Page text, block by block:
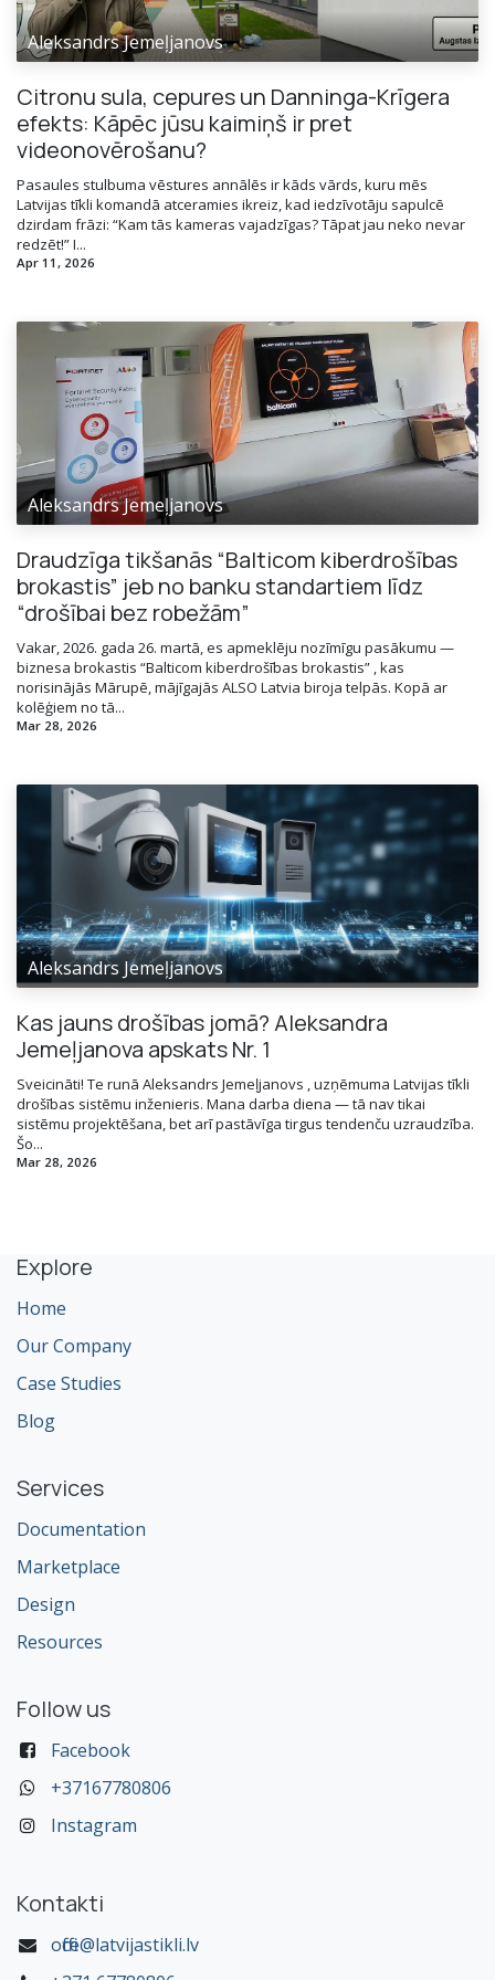
Aleksandrs Jemeļjanovs
Citronu sula, cepures un Danninga-Krīgera
efekts: Kāpēc jūsu kaimiņš ir pret
videonovērošanu?
Pasaules stulbuma vēstures annālēs ir kāds vārds, kuru mēs
Latvijas tīkli komandā atceramies ikreiz, kad iedzīvotāju sapulcē
dzirdam frāzi: “Kam tās kameras vajadzīgas? Tāpat jau neko nevar
redzēt!” I...
Apr 11, 2026
Aleksandrs Jemeļjanovs
Draudzīga tikšanās “Balticom kiberdrošības
brokastis” jeb no banku standartiem līdz
“drošībai bez robežām”
Vakar, 2026. gada 26. martā, es apmeklēju nozīmīgu pasākumu —
biznesa brokastis “Balticom kiberdrošības brokastis” , kas
norisinājās Mārupē, mājīgajās ALSO Latvia biroja telpās. Kopā ar
kolēģiem no tā...
Mar 28, 2026
Aleksandrs Jemeļjanovs
Kas jauns drošības jomā? Aleksandra
Jemeļjanova apskats Nr. 1
Sveicināti! Te runā Aleksandrs Jemeļjanovs , uzņēmuma Latvijas tīkli
drošības sistēmu inženieris. Mana darba diena — tā nav tikai
sistēmu projektēšana, bet arī pastāvīga tirgus tendenču uzraudzība.
Šo...
Mar 28, 2026
Explore
Home
Our Company
Case Studies
Blog
Services
Documentation
Marketplace
Design
Resources
Follow us
Facebook
+37167780806
Instagram
Kontakti
office@latvijastikli.lv